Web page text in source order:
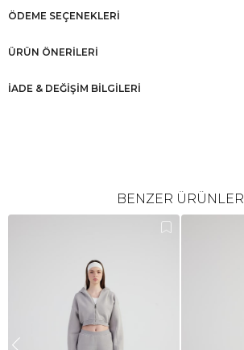
ÖDEME SEÇENEKLERI
ÜRÜN ÖNERILERI
İADE & DEĞİŞİM BİLGİLERİ
BENZER ÜRÜNLER